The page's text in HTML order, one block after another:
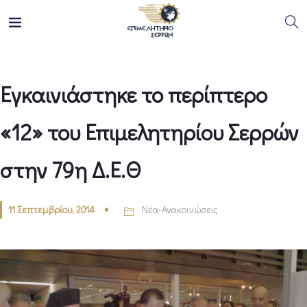
Εγκαινιάστηκε το περίπτερο
«12» του Επιμελητηρίου Σερρών
στην 79η Δ.Ε.Θ
11 Σεπτεμβρίου, 2014 Νέα-Ανακοινώσεις